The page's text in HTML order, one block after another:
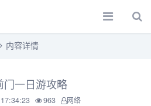
内容详情
门一日游攻略
963 网络